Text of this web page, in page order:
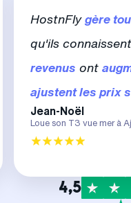
HostnFly gère
qu'ils
revenus ont
ajustent les prix s
Jean-Noël
Loue son T3 vue mer à
4,5